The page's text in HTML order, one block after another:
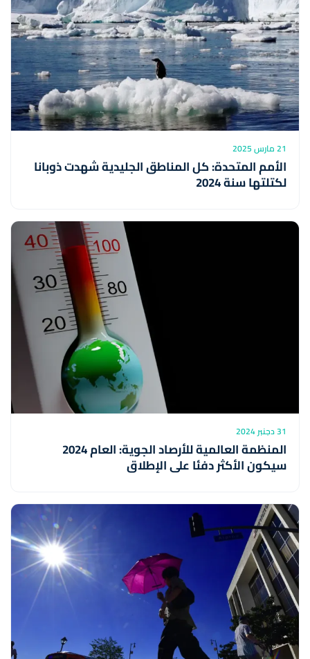
21 مارس 2025
الأمم المتحدة: كل المناطق الجليدية شهدت ذوبانا
لكتلتها سنة 2024
31 دجنبر 2024
المنظمة العالمية للأرصاد الجوية: العام 2024
سيكون الأكثر دفئا على الإطلاق